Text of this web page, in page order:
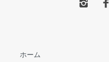
ホーム